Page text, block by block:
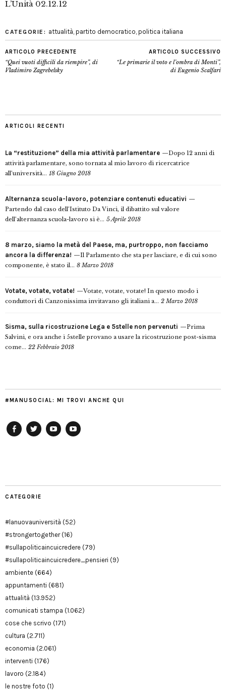
L’Unità 02.12.12
CATEGORIE: attualità, partito democratico, politica italiana
ARTICOLO PRECEDENTE
“Quei vuoti difficili da riempire”, di
Vladimiro Zagrebelsky
ARTICOLO SUCCESSIVO
“Le primarie il voto e l’ombra di Monti”,
di Eugenio Scalfari
ARTICOLI RECENTI
La “restituzione” della mia attività parlamentare
Dopo 12 anni di
attività parlamentare, sono tornata al mio lavoro di ricercatrice
all’università... 18 Giugno 2018
Alternanza scuola-lavoro, potenziare contenuti educativi
Partendo dal caso dell’Istituto Da Vinci, il dibattito sul valore
dell’alternanza scuola-lavoro si è... 5 Aprile 2018
8 marzo, siamo la metà del Paese, ma, purtroppo, non facciamo
ancora la differenza!
Il Parlamento che sta per lasciare, e di cui sono
componente, è stato il... 8 Marzo 2018
Votate, votate, votate!
Votate, votate, votate! In questo modo i
conduttori di Canzonissima invitavano gli italiani a... 2 Marzo 2018
Sisma, sulla ricostruzione Lega e 5stelle non pervenuti
Prima
Salvini, e ora anche i 5stelle provano a usare la ricostruzione post-sisma
come... 22 Febbraio 2018
#MANUSOCIAL: MI TROVI ANCHE QUI
CATEGORIE
#lanuovauniversità (52)
#strongertogether(16)
#sullapoliticaincuicredere (79)
#sullapoliticaincuicredere_pensieri (9)
ambiente (664)
appuntamenti (681)
attualità (13.952)
comunicati stampa (1.062)
cose che scrivo (171)
cultura (2.711)
economia (2.061)
interventi (176)
lavoro (2.184)
le nostre foto (1)